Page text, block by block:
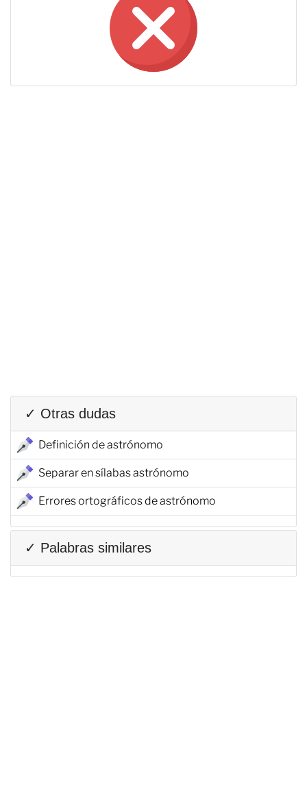
✓ Otras dudas
Definición de astrónomo
Separar en sílabas astrónomo
Errores ortográficos de astrónomo
✓ Palabras similares